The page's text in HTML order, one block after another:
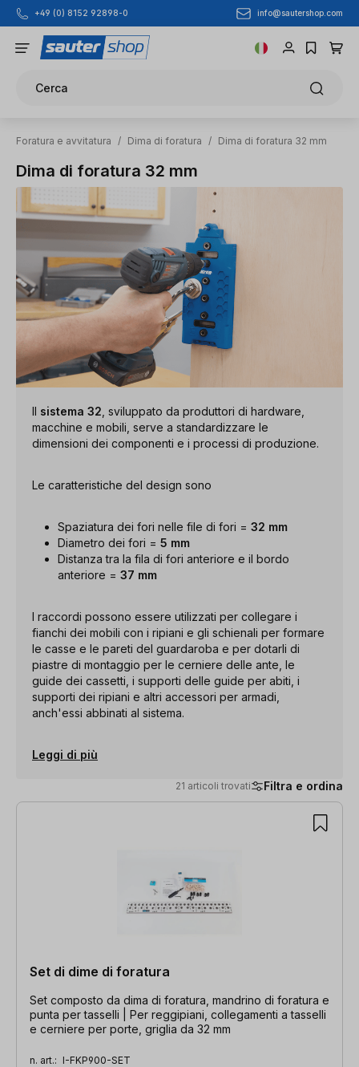
Passa al contenuto principale
+49 (0) 8152 92898-0 info@sautershop.com
Cerca
Foratura e avvitatura / Dima di foratura / Dima di foratura 32 mm
Dima di foratura 32 mm
Il sistema 32 , sviluppato da produttori di hardware,
macchine e mobili, serve a standardizzare le
dimensioni dei componenti e i processi di produzione.
Le caratteristiche del design sono
Spaziatura dei fori nelle file di fori = 32 mm
Diametro dei fori = 5 mm
Distanza tra la fila di fori anteriore e il bordo
anteriore = 37 mm
I raccordi possono essere utilizzati per collegare i
fianchi dei mobili con i ripiani e gli schienali per formare
le casse e le pareti del guardaroba e per dotarli di
piastre di montaggio per le cerniere delle ante, le
guide dei cassetti, i supporti delle guide per abiti, i
supporti dei ripiani e altri accessori per armadi,
anch'essi abbinati al sistema.
Leggi di più
21 articoli trovati Filtra e ordina
21 articoli trovati
Set di dime di foratura
Set composto da dima di foratura, mandrino di foratura e
punta per tasselli | Per reggipiani, collegamenti a tasselli
e cerniere per porte, griglia da 32 mm
n. art.: I-FKP900-SET